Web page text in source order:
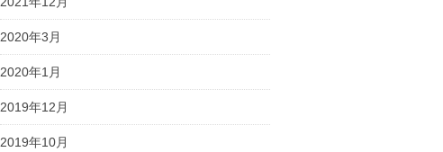
2020年3月
2020年1月
2019年12月
2019年10月